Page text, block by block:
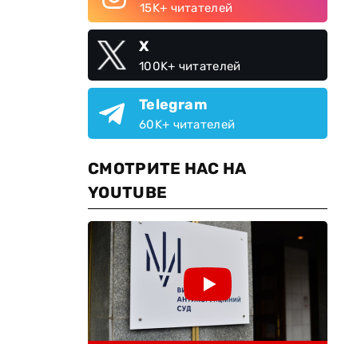
15K+ читателей
X
100K+ читателей
Telegram
60K+ читателей
СМОТРИТЕ НАС НА
YOUTUBE